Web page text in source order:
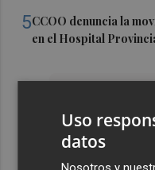
5CCOO denuncia la
en el Hospital
Uso
datos